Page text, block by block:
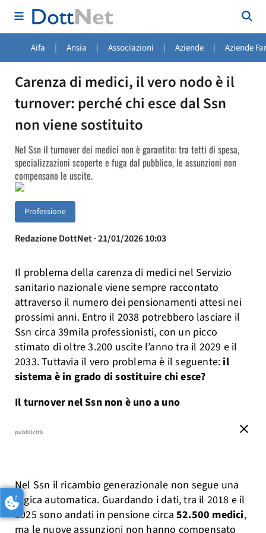
Aifa | Ansia | Associazioni | Aziende | Aziende
Carenza di medici, il vero nodo è il
turnover: perché chi esce dal Ssn
non viene sostituito
Nel Ssn il turnover dei medici non è garantito: tra tetti di spesa,
specializzazioni scoperte e fuga dal pubblico, le assunzioni non
compensano le uscite.
Professione
Redazione DottNet · 21/01/2026 10:03
Il problema della carenza di medici nel Servizio
sanitario nazionale viene sempre raccontato
attraverso il numero dei pensionamenti attesi nei
prossimi anni. Entro il 2038 potrebbero lasciare il
Ssn circa 39mila professionisti, con un picco
stimato di oltre 3.200 uscite l’anno tra il 2029 e il
2033. Tuttavia il vero problema è il seguente: il
sistema è in grado di sostituire chi esce?
Il turnover nel Ssn non è uno a uno
close
pubblicità
Nel Ssn il ricambio generazionale non segue una
logica automatica. Guardando i dati, tra il 2018 e il
2025 sono andati in pensione circa 52.500 medici,
ma le nuove assunzioni non hanno compensato